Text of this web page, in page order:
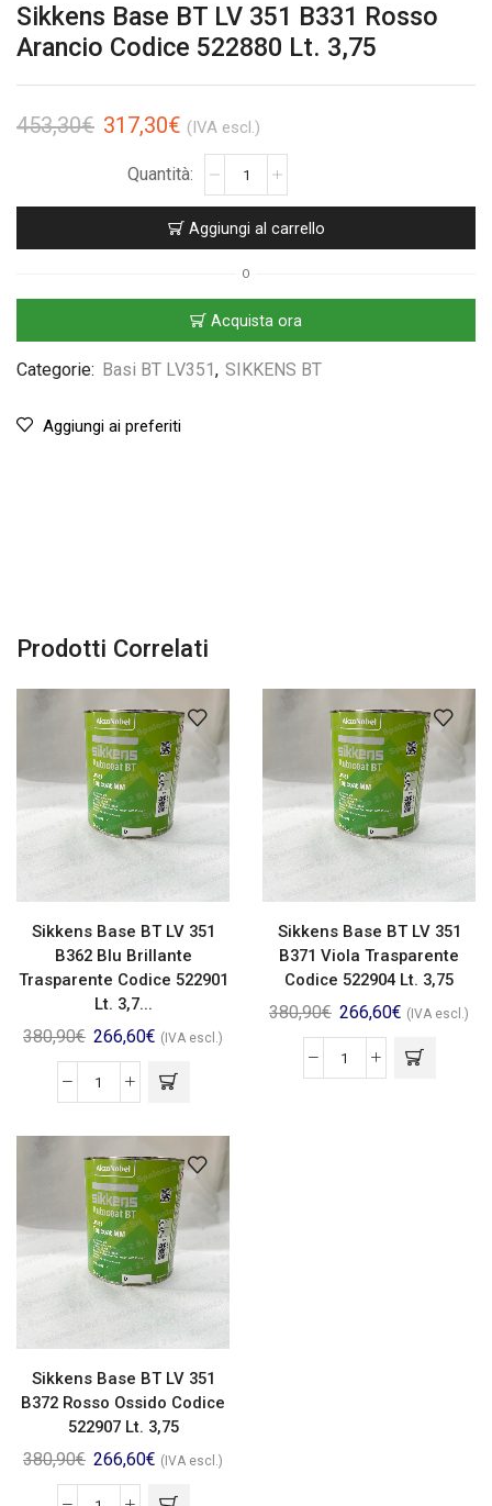
Sikkens Base BT LV 351 B331 Rosso
Arancio Codice 522880 Lt. 3,75
453,30€ 317,30€ (IVA escl.)
Aggiungi al carrello
O
Acquista ora
Categorie: Basi BT LV351, SIKKENS BT
Aggiungi ai preferiti
Prodotti Correlati
Sikkens Base BT LV 351
B362 Blu Brillante
Trasparente Codice 522901
Lt. 3,7...
380,90€ 266,60€ (IVA escl.)
Sikkens Base BT LV 351
B371 Viola Trasparente
Codice 522904 Lt. 3,75
380,90€ 266,60€ (IVA escl.)
Sikkens Base BT LV 351
B372 Rosso Ossido Codice
522907 Lt. 3,75
380,90€ 266,60€ (IVA escl.)